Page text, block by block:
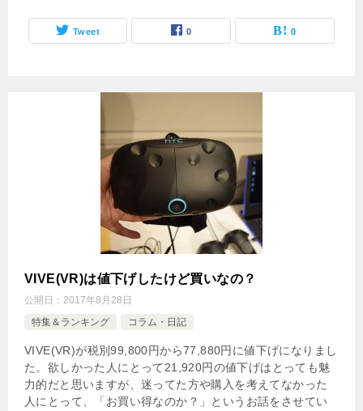
Tweet 0 0
VIVE(VR)は値下げしたけど買いなの？
公開日： 2017年8月28日
特集＆ランキング
コラム・日記
VIVE(VR)が税別99,800円から77,880円に値下げになりまし
た。欲しかった人にとって21,920円の値下げはとっても魅
力的だと思いますが、迷ってた方や購入を考えてなかった
人にとって、「お買い得なのか？」というお話をさせてい